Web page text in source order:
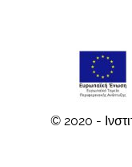
© 2020 -